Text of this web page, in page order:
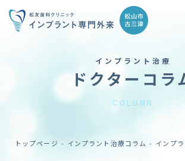
患者さまとのお約束
インプラント治療
インプラント治療
ドクターコラ
COLUMN
トップページ インプラント治療コラム インプ